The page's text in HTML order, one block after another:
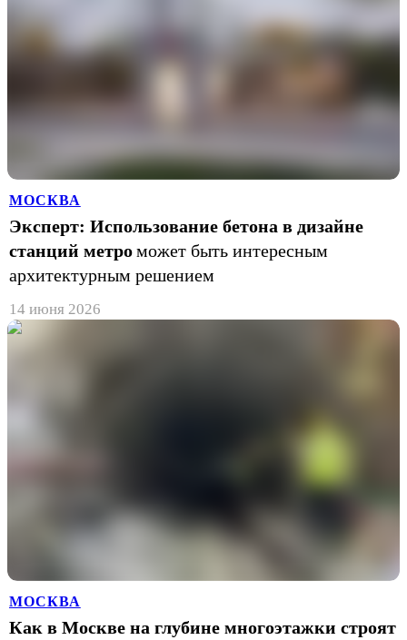
МОСКВА
Эксперт: Использование бетона в дизайне
станций метроможет быть интересным
архитектурным решением
14 июня 2026
МОСКВА
Как в Москве на глубине многоэтажки строят